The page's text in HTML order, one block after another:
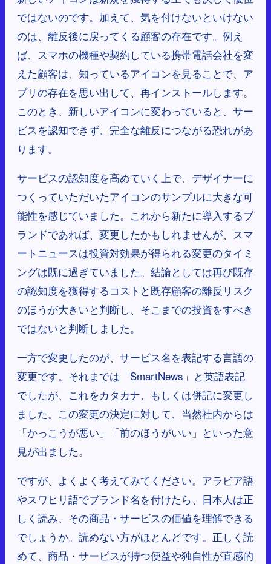
ではないのです。加えて、気を付けないといけない
のは、離反後に戻ってくる顧客の存在です。例え
ば、スマホの機種や契約している携帯電話会社を変
えた顧客は、知っているアイコンを見ることで、ア
プリの存在を思い出して、再インストールします。
このとき、新しいアイコンに変わっていると、サー
ビスを認知できず、完全な離反につながる恐れがあ
ります。
サービスの認知度を高めていく上で、デザイナーに
つくっていただいたアイコンのサンプルに大きな可
能性を感じていました。これから新たに導入するブ
ランドであれば、変更したかもしれませんが、スマ
ートニュースは投資対効果が得られる変更のタイミ
ングは既に過ぎていました。結論としては再び既存
の認知度を獲得するコストと既存顧客の離反リスク
のほうが大きいと判断し、そこまでの投資をすべき
ではないと判断しました。
一方で変更したのが、サービス名を表記する言語の
変更です。それまでは「SmartNews」と英語表記
でしたが、これをカタカナ、もしくは併記に変更し
ました。この変更の決定に対して、当然社内からは
「かっこうが悪い」「前のほうがいい」といった意
見が出ました。
ですが、よくよく考えてみてください。アラビア語
やスワヒリ語でブランド名を付けたら、日本人は正
しく読み、その商品・サービスの価値を理解できる
でしょうか。読めない方がほとんどです。正しく読
めて、商品・サービスが持つ便益や独自性が直感的